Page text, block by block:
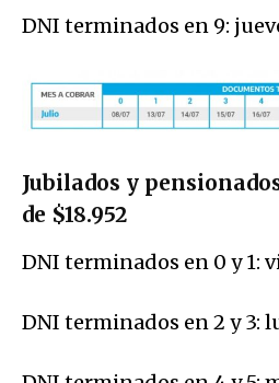
DNI terminados en 9:
Jubilados y
de $18.952
DNI terminados en 0 y 1:
DNI terminados en 2 y 3: